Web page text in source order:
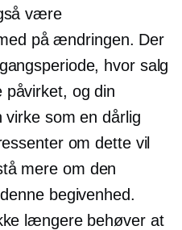
være
på ændringen. Der
hvor salg
og din
virke som en dårlig
om dette vil
mere om den
begivenhed.
længere behøver at